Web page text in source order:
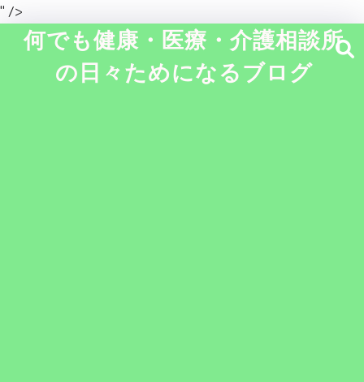
" />
何でも健康・医療・介護相談所
の日々ためになるブログ